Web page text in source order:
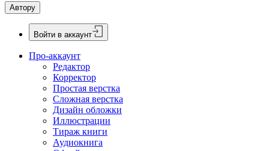
Автору
Войти в аккаунт
Про-аккаунт
Редактор
Корректор
Простая верстка
Сложная верстка
Дизайн обложки
Иллюстрации
Тираж книги
Аудиокнига